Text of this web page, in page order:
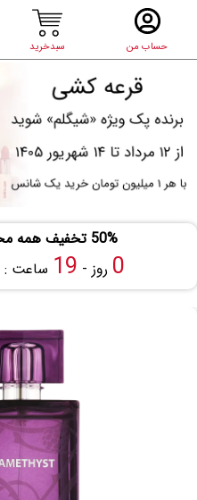
حساب من سبدخرید
50% تخفیف همه محصولات ویژه تابستان
0 روز - 19 ساعت :